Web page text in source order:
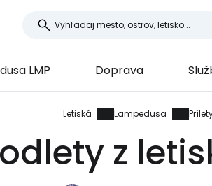
LMP Doprava
Letiská Lampedusa
z